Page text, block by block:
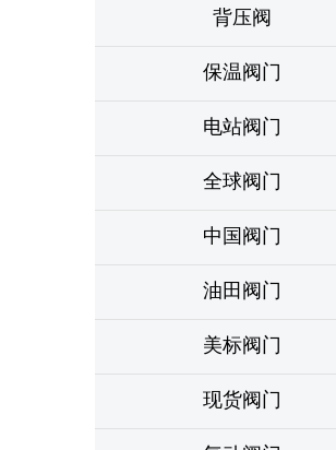
背压阀
保温阀门
电站阀门
全球阀门
中国阀门
油田阀门
美标阀门
现货阀门